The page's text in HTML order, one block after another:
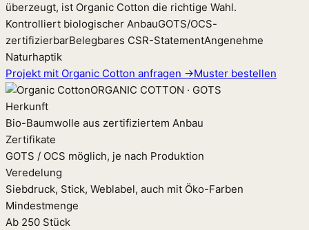
überzeugt, ist Organic Cotton die richtige Wahl.
Kontrolliert biologischer AnbauGOTS/OCS-
zertifizierbarBelegbares CSR-StatementAngenehme
Naturhaptik
Projekt mit Organic Cotton anfragen →Muster bestellen
ORGANIC COTTON · GOTS
Herkunft
Bio-Baumwolle aus zertifiziertem Anbau
Zertifikate
GOTS / OCS möglich, je nach Produktion
Veredelung
Siebdruck, Stick, Weblabel, auch mit Öko-Farben
Mindestmenge
Ab 250 Stück